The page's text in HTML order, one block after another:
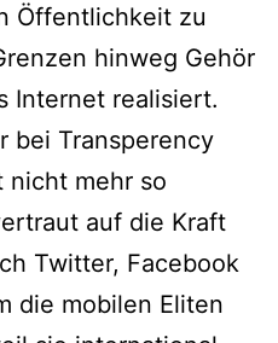
Öffentlichkeit zu
hinweg Gehör
Internet realisiert.
bei Transperency
nicht mehr so
auf die Kraft
Twitter, Facebook
die mobilen Eliten